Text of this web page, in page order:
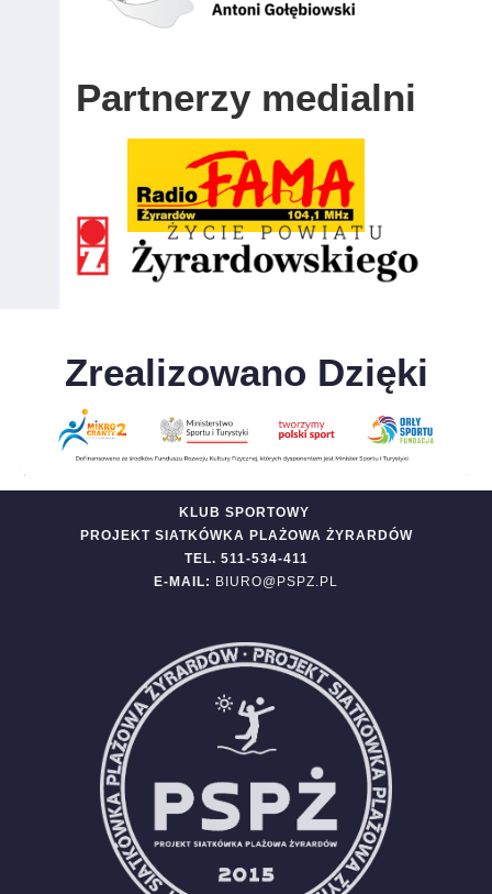
Partnerzy medialni
Zrealizowano Dzięki
KLUB SPORTOWY
PROJEKT SIATKÓWKA PLAŻOWA ŻYRARDÓW
TEL. 511-534-411
E-MAIL: BIURO@PSPZ.PL